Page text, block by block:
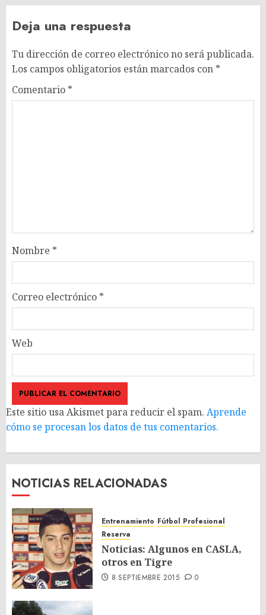
Deja una respuesta
Tu dirección de correo electrónico no será publicada.
Los campos obligatorios están marcados con *
Comentario *
Nombre *
Correo electrónico *
Web
Este sitio usa Akismet para reducir el spam. Aprende
cómo se procesan los datos de tus comentarios.
NOTICIAS RELACIONADAS
Entrenamiento Fútbol Profesional
Reserva
Noticias: Algunos en CASLA,
otros en Tigre
8 SEPTIEMBRE 2015 0